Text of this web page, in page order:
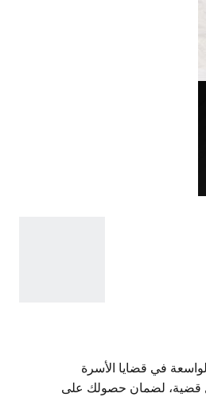
في قضايا الأسرة
قضية، لضمان حصولك على